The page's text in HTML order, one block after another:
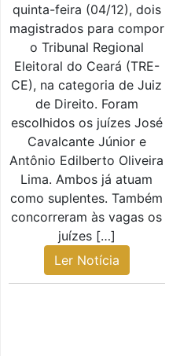
quinta-feira (04/12), dois
magistrados para compor
o Tribunal Regional
Eleitoral do Ceará (TRE-
CE), na categoria de Juiz
de Direito. Foram
escolhidos os juízes José
Cavalcante Júnior e
Antônio Edilberto Oliveira
Lima. Ambos já atuam
como suplentes. Também
concorreram às vagas os
juízes […]
Ler Notícia